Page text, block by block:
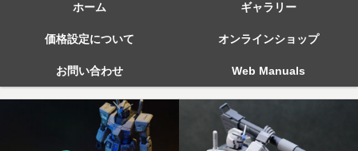
ホーム ギャラリー
価格設定について オンラインショップ
お問い合わせ Web Manuals